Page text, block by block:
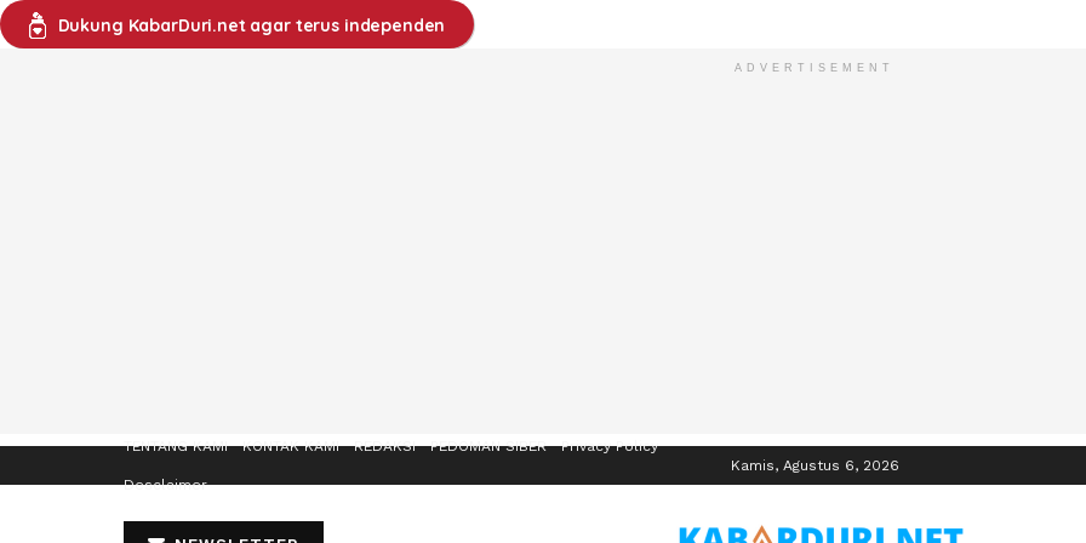
Dukung KabarDuri.net agar terus independen
ADVERTISEMENT
TENTANG KAMI KONTAK KAMI REDAKSI PEDOMAN SIBER Privacy Policy
Desclaimer
Kamis, Agustus 6, 2026